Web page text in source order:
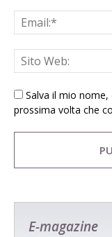
Salva il mio
prossima volta che
E-magazine